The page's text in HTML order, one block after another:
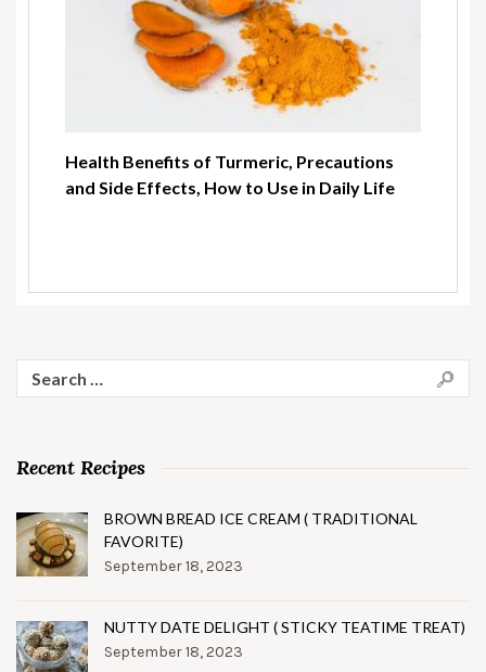
Health Benefits of Turmeric, Precautions
and Side Effects, How to Use in Daily Life
for:
Recent Recipes
BROWN BREAD ICE CREAM ( TRADITIONAL
FAVORITE)
September 18, 2023
NUTTY DATE DELIGHT ( STICKY TEATIME TREAT)
September 18, 2023